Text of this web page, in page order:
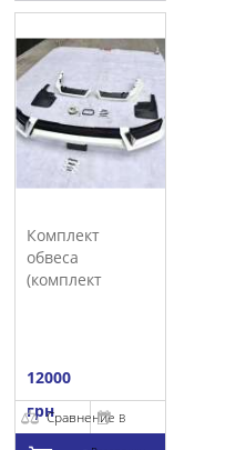
Комплект
обвеса
(комплект
12000
грнСравнение В